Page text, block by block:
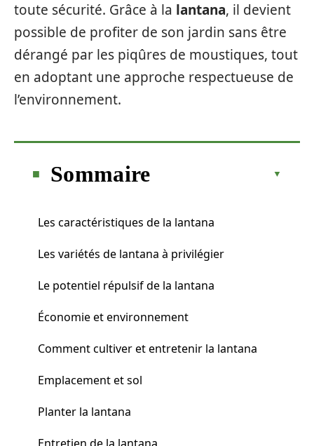
toute sécurité. Grâce à la lantana, il devient
possible de profiter de son jardin sans être
dérangé par les piqûres de moustiques, tout
en adoptant une approche respectueuse de
l’environnement.
Sommaire
Les caractéristiques de la lantana
Les variétés de lantana à privilégier
Le potentiel répulsif de la lantana
Économie et environnement
Comment cultiver et entretenir la lantana
Emplacement et sol
Planter la lantana
Entretien de la lantana